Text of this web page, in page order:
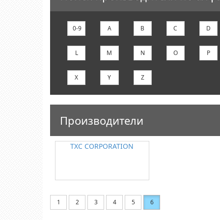
0-9 A B C D
L M N O P
X Y Z
Производители
TXC CORPORATION
1 2 3 4 5 6